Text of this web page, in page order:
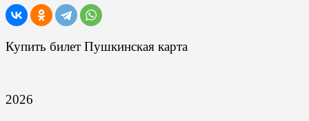
Купить билет Пушкинская карта
2026